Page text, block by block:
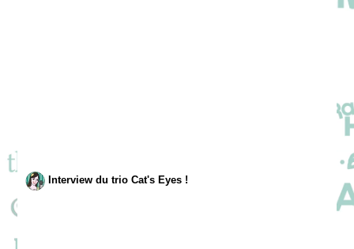
Interview du trio Cat's Eyes !